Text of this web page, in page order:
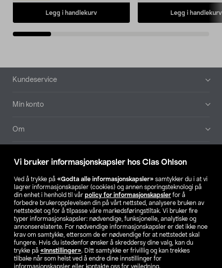
Vi bruker informasjonskapsler hos Clas Ohlson
Ved å trykke på «Godta alle informasjonskapsler» samtykker du i at vi
lagrer informasjonskapsler (cookies) og annen sporingsteknologi på
din enhet i henhold til vår policy for informasjonskapsler for å
forbedre brukeropplevelsen din på vårt nettsted, analysere bruken av
nettstedet og for å tilpasse våre markedsføringstiltak. Vi bruker fire
typer informasjonskapsler: nødvendige, funksjonelle, analytiske og
annonserelaterte. For nødvendige informasjonskapsler er det ikke noe
krav om samtykke, ettersom de er nødvendige for at nettstedet skal
fungere. Hvis du istedenfor ønsker å skreddersy dine valg, kan du
trykke på «Innstillinger». Ditt samtykke er frivillig og kan trekkes
tilbake når som helst ved å endre dine innstillinger for
informasjonskapsler eller kontakte oss for veiledning.
Legg i handlekurv Legg i handlekurv
Bunntekst
Kundeservice
Min konto
Om
Våre selskaper
Finn din butikk
SE NO FI